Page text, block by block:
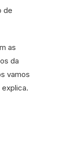
de
as
da
vamos